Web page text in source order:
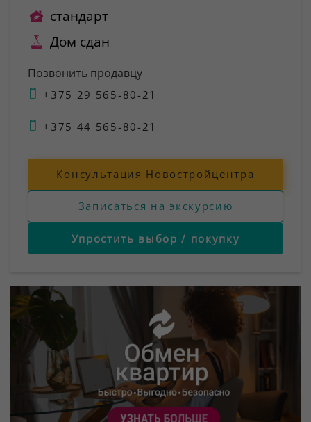
стандарт
Дом сдан
Позвонить продавцу
+375 29 565-80-21
+375 44 565-80-21
Консультация Новостройцентра
Записаться на экскурсию
Упростить выбор / покупку